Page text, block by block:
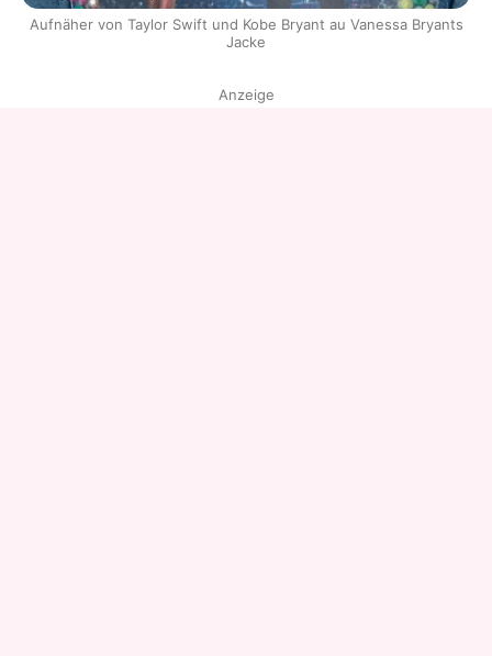
Aufnäher von Taylor Swift und Kobe Bryant au Vanessa Bryants
Jacke
Anzeige